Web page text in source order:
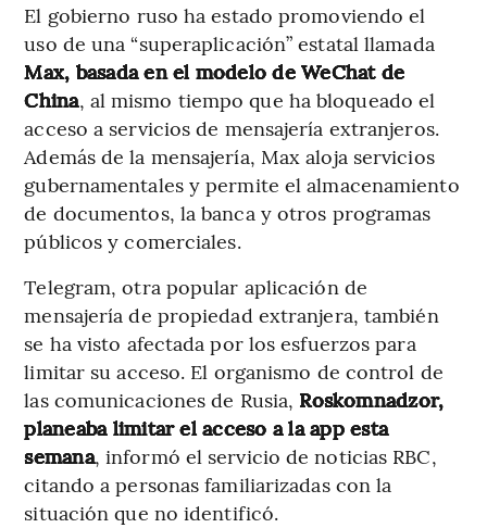
El gobierno ruso ha estado promoviendo el
uso de una “superaplicación” estatal llamada
Max, basada en el modelo de WeChat de
China, al mismo tiempo que ha bloqueado el
acceso a servicios de mensajería extranjeros.
Además de la mensajería, Max aloja servicios
gubernamentales y permite el almacenamiento
de documentos, la banca y otros programas
públicos y comerciales.
Telegram, otra popular aplicación de
mensajería de propiedad extranjera, también
se ha visto afectada por los esfuerzos para
limitar su acceso. El organismo de control de
las comunicaciones de Rusia, Roskomnadzor,
planeaba limitar el acceso a la app esta
semana, informó el servicio de noticias RBC,
citando a personas familiarizadas con la
situación que no identificó.